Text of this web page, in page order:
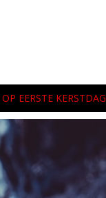
EERSTE KERSTDAG